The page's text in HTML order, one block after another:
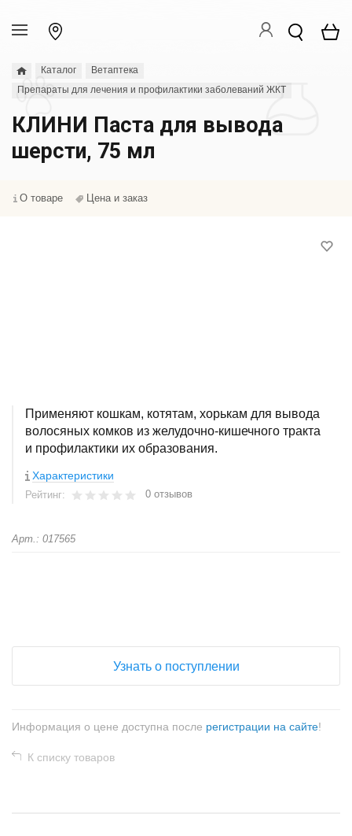
Каталог
Ветаптека
Препараты для лечения и профилактики заболеваний ЖКТ
КЛИНИ Паста для вывода
шерсти, 75 мл
О товаре Цена и заказ
Применяют кошкам, котятам, хорькам для вывода
волосяных комков из желудочно-кишечного тракта
и профилактики их образования.
Характеристики
Рейтинг: 0 отзывов
Арт.: 017565
Узнать о поступлении
Информация о цене доступна после регистрации на сайте!
К списку товаров